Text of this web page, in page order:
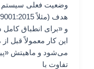
وضعیت فعلی سیستم
و «برای انطباق کامل
می‌شود و ماهیتش
تفاوت با